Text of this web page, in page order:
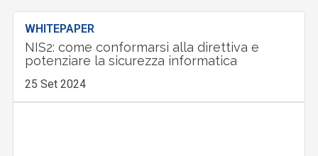
WHITEPAPER
NIS2: come conformarsi alla direttiva e
potenziare la sicurezza informatica
25 Set 2024